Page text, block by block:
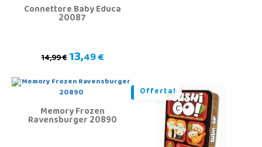
Connettore Baby Educa
20087
14,99 €13,49 €
Memory Frozen
Ravensburger 20890
Offerta!